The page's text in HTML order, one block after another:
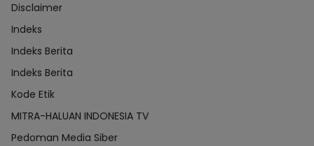
Disclaimer
Indeks
Indeks Berita
Indeks Berita
Kode Etik
MITRA-HALUAN INDONESIA TV
Pedoman Media Siber